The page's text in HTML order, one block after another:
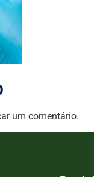
um comentário.